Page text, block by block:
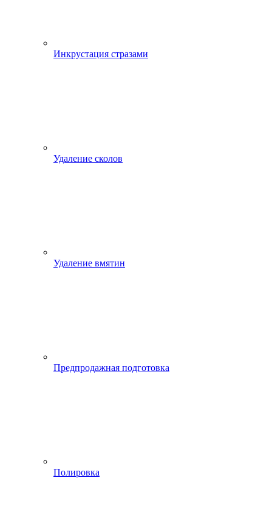
Инкрустация стразами
Удаление сколов
Удаление вмятин
Предпродажная подготовка
Полировка